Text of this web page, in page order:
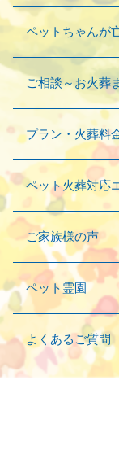
ペットちゃんが
ご相談～お火葬
プラン・火葬料
ペット火葬対応
ご家族様の声
ペット霊園
よくあるご質問